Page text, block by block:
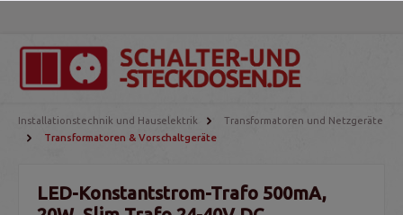
Installationstechnik und Hauselektrik
Transformatoren und Netzgeräte
Transformatoren & Vorschaltgeräte
LED-Konstantstrom-Trafo 500mA,